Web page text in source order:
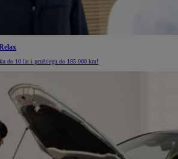
do 10 lat i przebiegu do 185 000 km!